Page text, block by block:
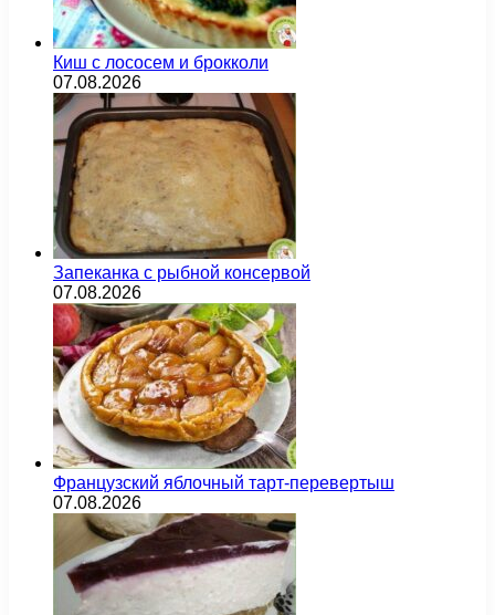
Киш с лососем и брокколи
07.08.2026
Запеканка с рыбной консервой
07.08.2026
Французский яблочный тарт-перевертыш
07.08.2026